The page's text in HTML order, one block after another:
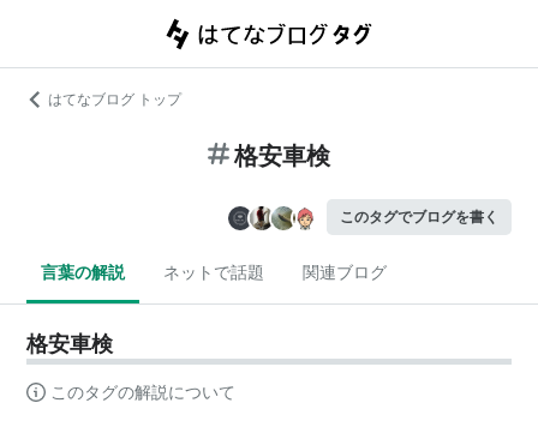
はてなブログ トップ
格安車検
このタグでブログを書く
言葉の解説 ネットで話題 関連ブログ
格安車検
このタグの解説について